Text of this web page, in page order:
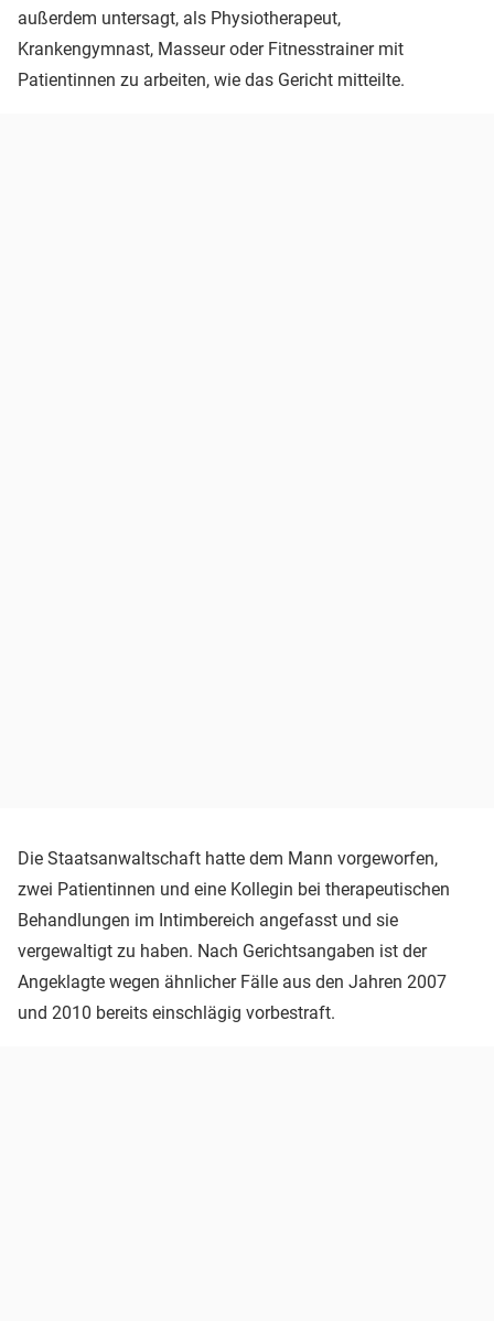
außerdem untersagt, als Physiotherapeut,
Krankengymnast, Masseur oder Fitnesstrainer mit
Patientinnen zu arbeiten, wie das Gericht mitteilte.
Die Staatsanwaltschaft hatte dem Mann vorgeworfen,
zwei Patientinnen und eine Kollegin bei therapeutischen
Behandlungen im Intimbereich angefasst und sie
vergewaltigt zu haben. Nach Gerichtsangaben ist der
Angeklagte wegen ähnlicher Fälle aus den Jahren 2007
und 2010 bereits einschlägig vorbestraft.